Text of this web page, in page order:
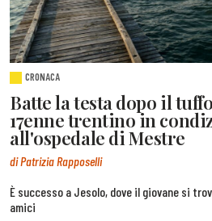
CRONACA
Batte la testa dopo il
17enne trentino in
all'ospedale di Mestre
di Patrizia Rapposelli
È successo a Jesolo, dove il giovane si
amici